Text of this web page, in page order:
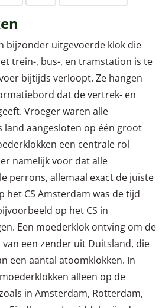
bijzonder uitgevoerde klok die
trein-, bus-, en tramstation is te
bijtijds verloopt. Ze hangen
dat de vertrek- en
Vroeger waren alle
land aangesloten op één groot
een centrale rol
namelijk voor dat alle
perrons, allemaal exact de juiste
het CS Amsterdam was de tijd
op het CS in
Een moederklok ontving om de
een zender uit Duitsland, die
een aantal atoomklokken. In
alleen op de
in Amsterdam, Rotterdam,